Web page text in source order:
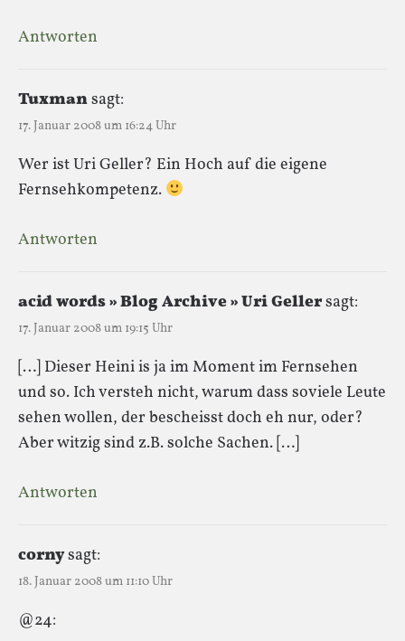
Antworten
Tuxmansagt:
17. Januar 2008 um 16:24 Uhr
Wer ist Uri Geller? Ein Hoch auf die eigene
Fernsehkompetenz.
Antworten
acid words » Blog Archive » Uri Gellersagt:
17. Januar 2008 um 19:15 Uhr
[…] Dieser Heini is ja im Moment im Fernsehen
und so. Ich versteh nicht, warum dass soviele Leute
sehen wollen, der bescheisst doch eh nur, oder?
Aber witzig sind z.B. solche Sachen. […]
Antworten
cornysagt:
18. Januar 2008 um 11:10 Uhr
@24: